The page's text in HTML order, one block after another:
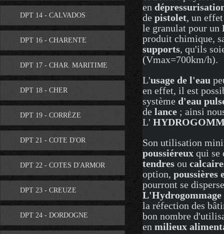
DPT 14 - CALVADOS
DPT 16 - CHARENTE
DPT 17 - CHAR. MARITIME
DPT 18 - CHER
DPT 19 - CORRÈZE
DPT 21 - COTE D'OR
DPT 22 - COTES D'ARMOR
DPT 23 - CREUZE
DPT 24 - DORDOGNE
en
de pistolet, un
le granulat pour un
produit chimique,
supports, qu'ils
(Vmax=700km/h).
L'usage de l'eau
en effet, il est
système d'eau
de lance ; ainsi
L'
Son utilisation
poussiéreux qui se
tendres ou
option, poussières
pourront se
L'Hydrogommage
la réfection des
bon nombre
en milieux